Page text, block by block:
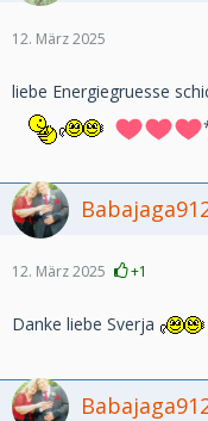
12. März 2025
liebe Energiegruesse
12. März 2025 +1
Danke liebe Sverja